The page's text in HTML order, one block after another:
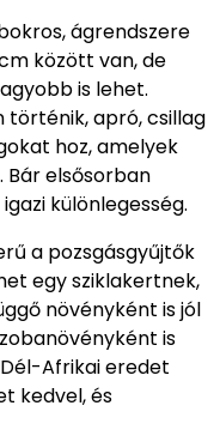
ágrendszere
között van, de
is lehet.
történik, apró, csillag
hoz, amelyek
elsősorban
különlegesség.
a pozsgásgyűjtők
egy sziklakertnek,
növényként is jól
is
Afrikai eredet
kedvel, és